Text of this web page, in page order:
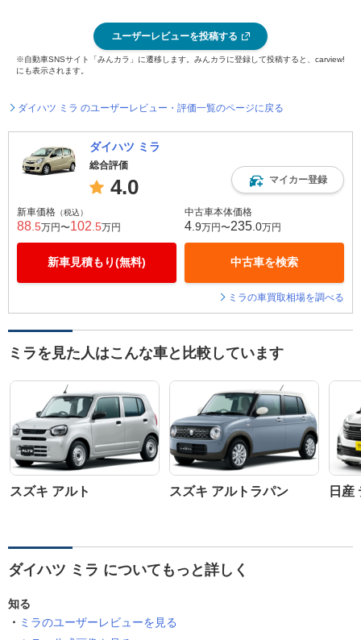
ユーザーレビューを投稿する
※自動車SNSサイト「みんカラ」に遷移します。みんカラに登録して投稿すると、carview!
にも表示されます。
ダイハツ ミラ のユーザーレビュー・評価一覧のページに戻る
ダイハツ ミラ
総合評価
4.0 マイカー登録
新車価格 （税込）
88 .5万円〜102 .5万円
新車見積もり(無料)
中古車本体価格
4 .9万円〜235 .0万円
中古車を検索
ミラの車買取相場を調べる
ミラを見た人はこんな車と比較しています
スズキ アルト スズキ アルトラパン 日産
ダイハツ ミラ についてもっと詳しく
知る
ミラのユーザーレビューを見る